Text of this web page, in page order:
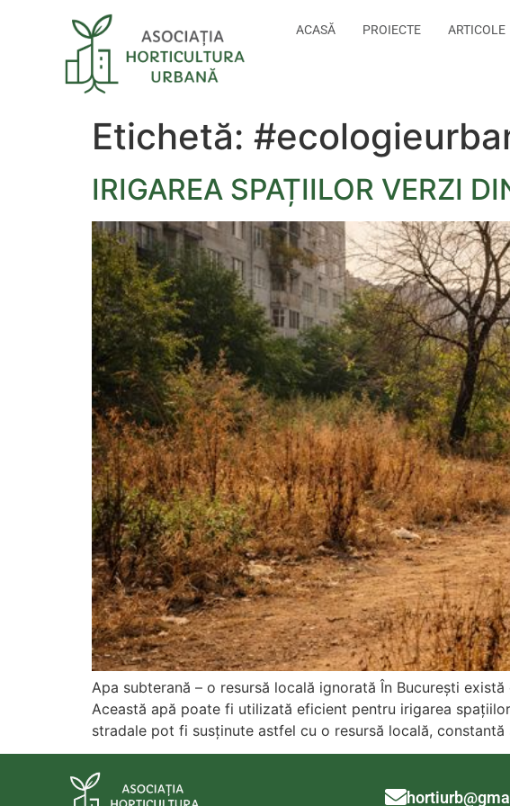
ACASĂ PROIECTE ARTICOLE
Etichetă:
IRIGAREA SPAȚIILOR VERZI
Apa subterană – o resursă locală ignorată În București
Această apă poate fi utilizată eficient pentru irigarea
stradale pot fi susținute astfel cu o resursă locală,